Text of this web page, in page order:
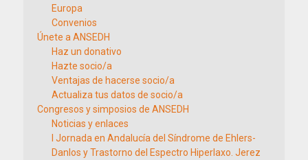
Europa
Convenios
Únete a ANSEDH
Haz un donativo
Hazte socio/a
Ventajas de hacerse socio/a
Actualiza tus datos de socio/a
Congresos y simposios de ANSEDH
Noticias y enlaces
I Jornada en Andalucía del Síndrome de Ehlers-
Danlos y Trastorno del Espectro Hiperlaxo. Jerez